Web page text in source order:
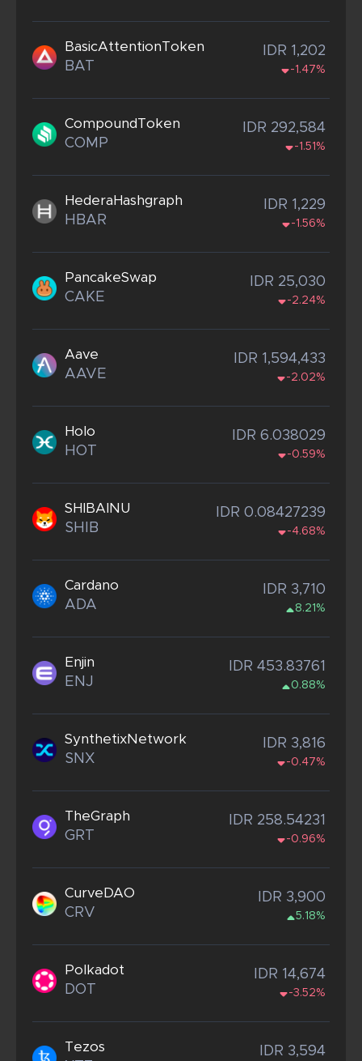
BasicAttentionToken
BAT
IDR 1,202
-1.47%
CompoundToken
COMP
IDR 292,584
-1.51%
HederaHashgraph
HBAR
IDR 1,229
-1.56%
PancakeSwap
CAKE
IDR 25,030
-2.24%
Aave
AAVE
IDR 1,594,433
-2.02%
Holo
HOT
IDR 6.038029
-0.59%
SHIBAINU
SHIB
IDR 0.08427239
-4.68%
Cardano
ADA
IDR 3,710
8.21%
Enjin
ENJ
IDR 453.83761
0.88%
SynthetixNetwork
SNX
IDR 3,816
-0.47%
TheGraph
GRT
IDR 258.54231
-0.96%
CurveDAO
CRV
IDR 3,900
5.18%
Polkadot
DOT
IDR 14,674
-3.52%
Tezos IDR 3,594